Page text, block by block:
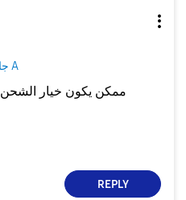
جالاكسى A
ممكن يكون خيار الشحن
REPLY